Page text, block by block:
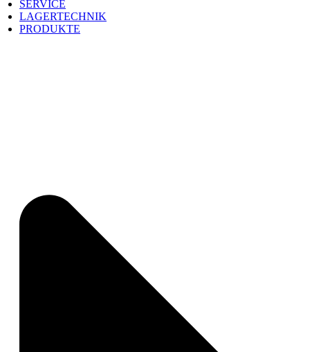
SERVICE
LAGERTECHNIK
PRODUKTE